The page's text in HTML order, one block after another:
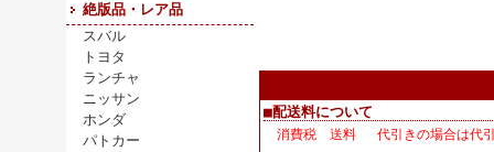
絶版品・レア品
スバル
トヨタ
ランチャ
ニッサン
ホンダ
パトカー
■配送料について
消費税 送料 代引きの場合は代引